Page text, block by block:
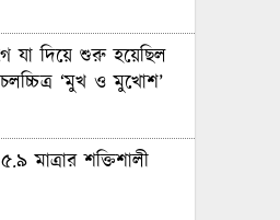
বিক্রি করে
রইল ক্রোয়েশিয়া,
যা ‍দিয়ে শুরু হয়েছিল
‘মুখ ও মুখোশ’
মাত্রার শক্তিশালী